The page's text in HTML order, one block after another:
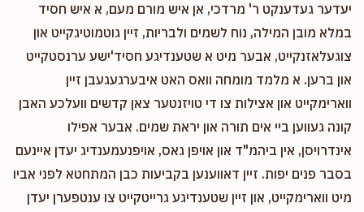
יעדער געדענקט ר' מרדכי, אן איש מורם מעם, א איש חסיד
במלא מובן המילה, נוח לשמים ולבריות, זיין גוטמוטיגקייט און
צוגעלאזנקייט, אבער מיט א שטענדיגע חסיד'ישע ערנסטקייט
און ברען. א מלמד מומחה וואס האט איבערגעגעבן זיין
ווארימקייט און אצילות צו די טויזנטער צאן קדשים וועלכע האבן
קונה געווען ביי אים תורה און יראת שמים. אבער אפילו
אינדרויסן, אין ביהמ"ד און אויפן גאס, אויפנעמענדיג יעדן איינעם
בסבר פנים יפות. זיין דאווענען בקביעות כבן המתחטא לפני אביו
מיט ווארימקייט, און זיין שטענדיגע גרייטקייט צו ענטפערן יעדן